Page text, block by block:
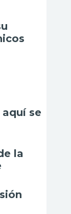
se
la